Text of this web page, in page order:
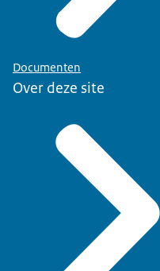
Documenten
Over deze site